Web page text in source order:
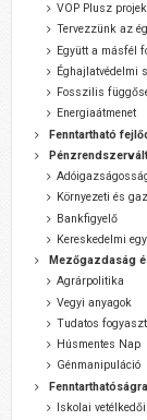
VOP Plusz
Tervezzünk az
Együtt a másfél
Éghajlatvédelmi
Fosszilis
Energiaátmenet
Fenntartható
Környezeti és
Bankfigyelő
Kereskedelmi
Mezőgazdaság
Agrárpolitika
Vegyi anyagok
Tudatos
Húsmentes Nap
Génmanipuláció
Iskolai